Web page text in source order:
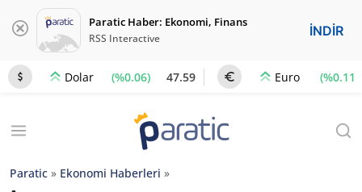
Paratic Haber: Ekonomi, Finans
RSS Interactive İNDİR
Dolar (%0.06) 47.59 Euro (%0.11)
Paratic » Ekonomi Haberleri »